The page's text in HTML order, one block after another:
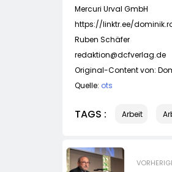
Mercuri Urval GmbH
https://linktr.ee/
Ruben Schäfer
redaktion@dcfverlag.de
Original-Content von:
Quelle: ots
TAGS : Arbeit